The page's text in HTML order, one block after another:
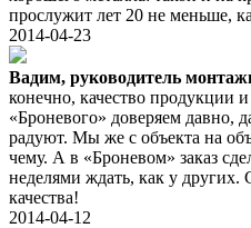
прослужит лет 20 не меньше,
2014-04-23
Вадим, руководитель
конечно, качество продукции
«Броневого» доверяем давно,
радуют. Мы же с объекта на
чему. А в «Броневом» заказ
неделями ждать, как у других.
качества!
2014-04-12